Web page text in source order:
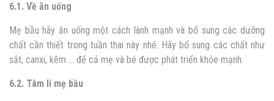
6.1. Về ăn uống
Mẹ bầu hãy ăn uống một cách lành mạnh và bổ sung các dưỡng
chất cần thiết trong tuần thai này nhé. Hãy bổ sung các chất như
sắt, canxi, kẽm … để cả mẹ và bé được phát triển khỏe mạnh.
6.2. Tâm lí mẹ bầu